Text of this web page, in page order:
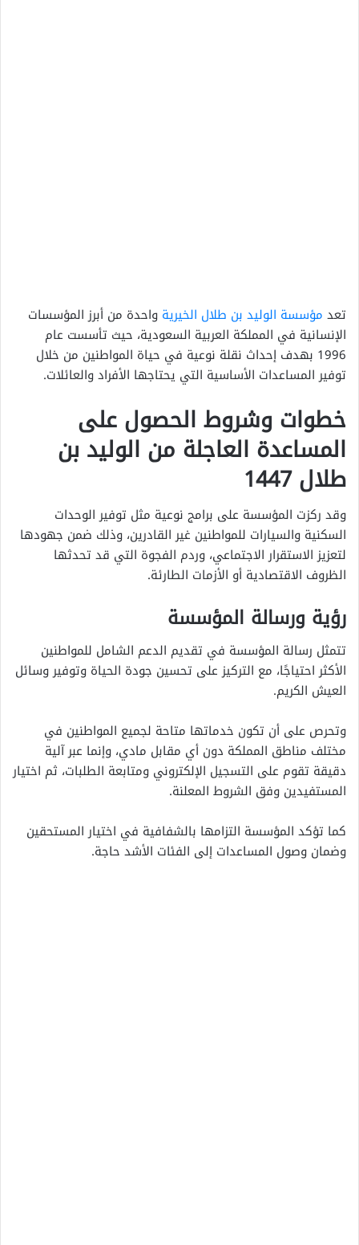
تعد مؤسسة الوليد بن طلال الخيرية واحدة من أبرز المؤسسات
الإنسانية في المملكة العربية السعودية، حيث تأسست عام
1996 بهدف إحداث نقلة نوعية في حياة المواطنين من خلال
توفير المساعدات الأساسية التي يحتاجها الأفراد والعائلات.
خطوات وشروط الحصول على
المساعدة العاجلة من الوليد بن
طلال 1447
وقد ركزت المؤسسة على برامج نوعية مثل توفير الوحدات
السكنية والسيارات للمواطنين غير القادرين، وذلك ضمن جهودها
لتعزيز الاستقرار الاجتماعي، وردم الفجوة التي قد تحدثها
الظروف الاقتصادية أو الأزمات الطارئة.
رؤية ورسالة المؤسسة
تتمثل رسالة المؤسسة في تقديم الدعم الشامل للمواطنين
الأكثر احتياجًا، مع التركيز على تحسين جودة الحياة وتوفير وسائل
العيش الكريم.
وتحرص على أن تكون خدماتها متاحة لجميع المواطنين في
مختلف مناطق المملكة دون أي مقابل مادي، وإنما عبر آلية
دقيقة تقوم على التسجيل الإلكتروني ومتابعة الطلبات، ثم اختيار
المستفيدين وفق الشروط المعلنة.
كما تؤكد المؤسسة التزامها بالشفافية في اختيار المستحقين
وضمان وصول المساعدات إلى الفئات الأشد حاجة.